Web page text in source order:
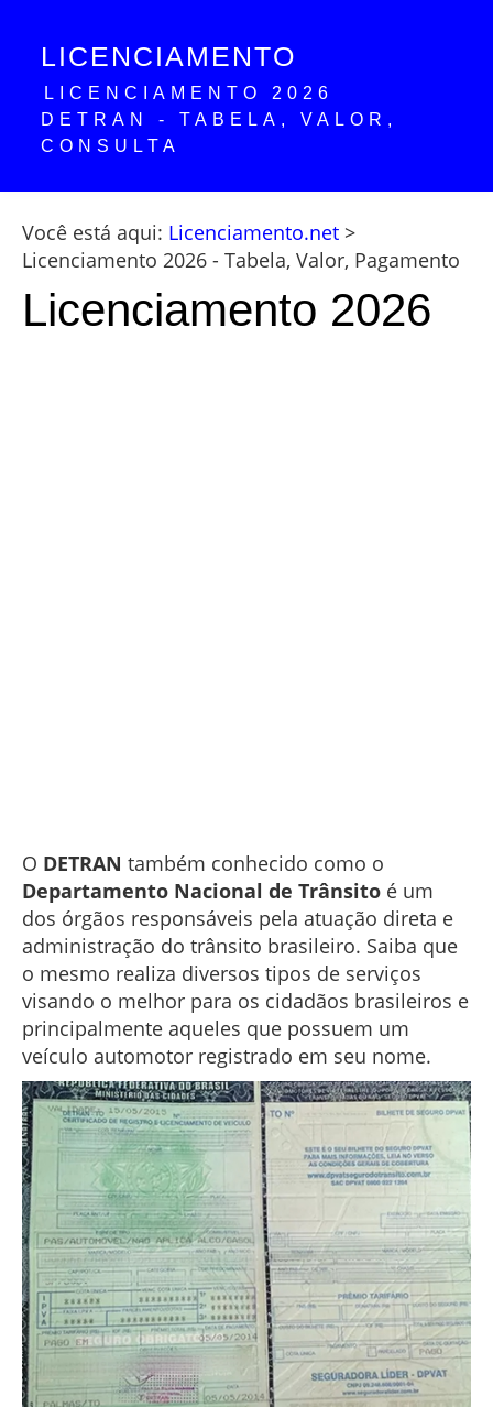
LICENCIAMENTO
LICENCIAMENTO 2026
DETRAN - TABELA, VALOR,
CONSULTA
Você está aqui: Licenciamento.net >
Licenciamento 2026 - Tabela, Valor, Pagamento
Licenciamento 2026
O DETRAN também conhecido como o
Departamento Nacional de Trânsito é um
dos órgãos responsáveis pela atuação direta e
administração do trânsito brasileiro. Saiba que
o mesmo realiza diversos tipos de serviços
visando o melhor para os cidadãos brasileiros e
principalmente aqueles que possuem um
veículo automotor registrado em seu nome.